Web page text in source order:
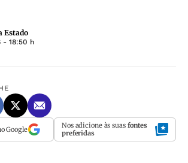
Estado
- 18:50 h
Google Nos adicione às suas fontes
preferidas